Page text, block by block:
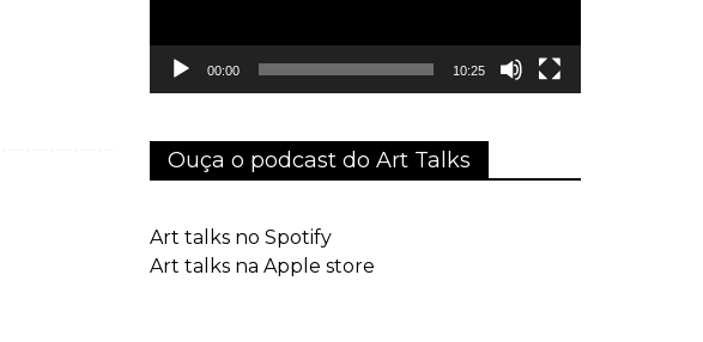
00:00 10:25
Ouça o podcast do Art Talks
Art talks no Spotify
Art talks na Apple store